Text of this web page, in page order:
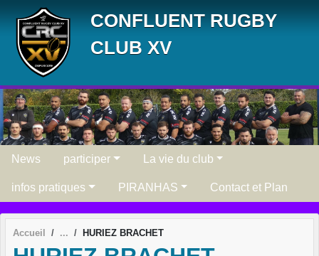
CONFLUENT RUGBY
CLUB XV
News participer La vie du club
infos pratiques PIRANHAS Contact et Plan
Accueil HURIEZ BRACHET
Panneau de gestion des cookies